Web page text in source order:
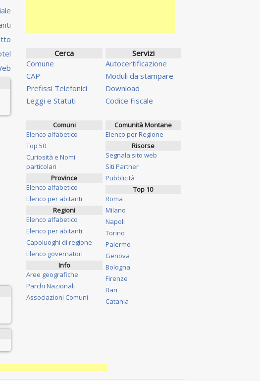
Cerca
Comune
CAP
Prefissi Telefonici
Leggi e Statuti
Servizi
Autocertificazione
Moduli da stampare
Download
Codice Fiscale
Comuni
Elenco alfabetico
Top 50
Curiosità e Nomi
particolari
Province
Elenco alfabetico
Elenco per abitanti
Regioni
Elenco alfabetico
Elenco per abitanti
Capoluoghi di regione
Elenco governatori
Info
Aree geografiche
Parchi Nazionali
Associazioni Comuni
Comunità Montane
Elenco per Regione
Risorse
Segnala sito web
Siti Partner
Pubblicità
Top 10
Roma
Milano
Napoli
Torino
Palermo
Genova
Bologna
Firenze
Bari
Catania